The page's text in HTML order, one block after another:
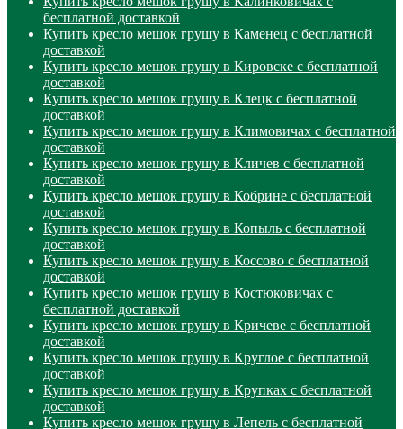
бесплатной доставкой
Купить кресло мешок грушу в Каменец с бесплатной
доставкой
Купить кресло мешок грушу в Кировске с бесплатной
доставкой
Купить кресло мешок грушу в Клецк с бесплатной
доставкой
Купить кресло мешок грушу в Климовичах с бесплатной
доставкой
Купить кресло мешок грушу в Кличев с бесплатной
доставкой
Купить кресло мешок грушу в Кобрине с бесплатной
доставкой
Купить кресло мешок грушу в Копыль с бесплатной
доставкой
Купить кресло мешок грушу в Коссово с бесплатной
доставкой
Купить кресло мешок грушу в Костюковичах с
бесплатной доставкой
Купить кресло мешок грушу в Кричеве с бесплатной
доставкой
Купить кресло мешок грушу в Круглое с бесплатной
доставкой
Купить кресло мешок грушу в Крупках с бесплатной
доставкой
Купить кресло мешок грушу в Лепель с бесплатной